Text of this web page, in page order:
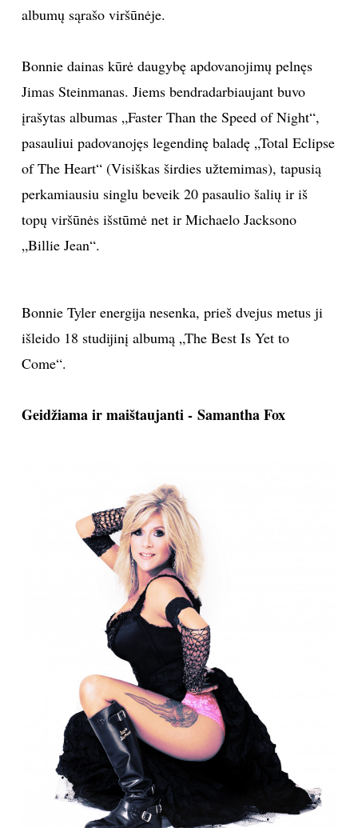
albumų sąrašo viršūnėje.
Bonnie dainas kūrė daugybę apdovanojimų pelnęs
Jimas Steinmanas. Jiems bendradarbiaujant buvo
įrašytas albumas „Faster Than the Speed of Night“,
pasauliui padovanojęs legendinę baladę „Total Eclipse
of The Heart“ (Visiškas širdies užtemimas), tapusią
perkamiausiu singlu beveik 20 pasaulio šalių ir iš
topų viršūnės išstūmė net ir Michaelo Jacksono
„Billie Jean“.
Bonnie Tyler energija nesenka, prieš dvejus metus ji
išleido 18 studijinį albumą „The Best Is Yet to
Come“.
Geidžiama ir maištaujanti - Samantha Fox